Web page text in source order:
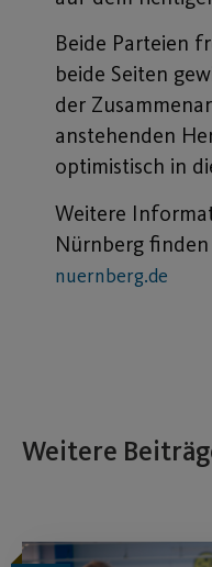
Beide Parteien
beide Seiten
der
anstehenden
optimistisch in
Weitere
Nürnberg
nuernberg.de
Weitere